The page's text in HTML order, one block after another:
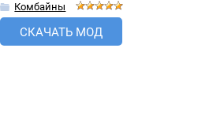
Комбайны
СКАЧАТЬ МОД